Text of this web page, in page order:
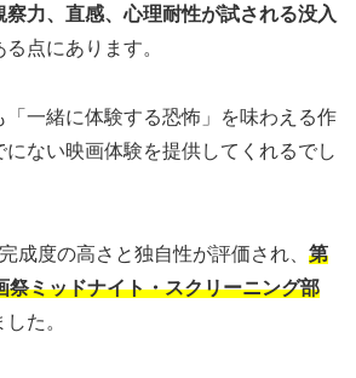
力、直感、心理耐性が試される没入
る点にあります。
「一緒に体験する恐怖」を味わえる作
ない映画体験を提供してくれるでし
成度の高さと独自性が評価され、 第
祭ミッドナイト・スクリーニング部
た。